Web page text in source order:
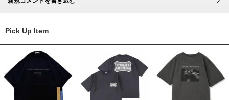
Pick Up Item